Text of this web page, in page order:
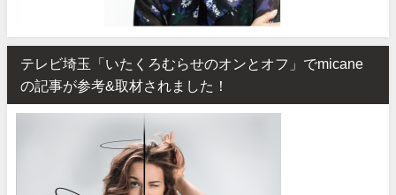
テレビ埼玉「いたくろむらせのオンとオフ」でmicane
の記事が参考&取材されました！